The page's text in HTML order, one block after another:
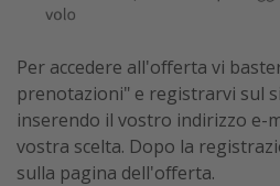
Per accedere all'offerta vi
prenotazioni" e registrarvi sul
inserendo il vostro indirizzo e-
vostra scelta. Dopo la
sulla pagina dell'offerta.